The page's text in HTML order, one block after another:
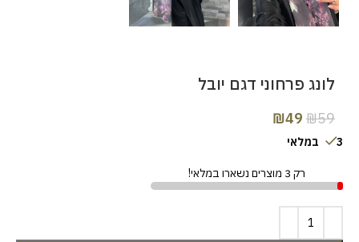
לונג פרחוני דגם יובל
₪59
₪49
3 במלאי
רק 3 מוצרים נשארו במלאי!